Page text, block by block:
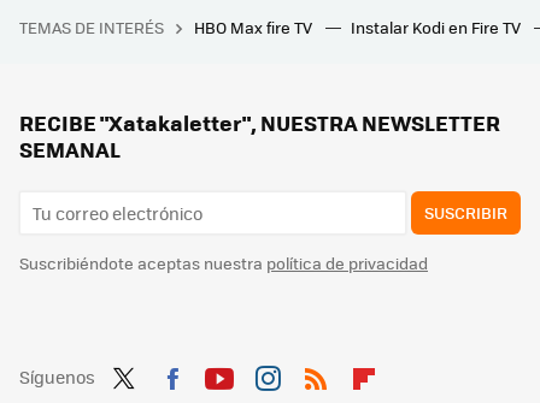
Hoy empieza la canícula y los meteorólogos lo tienen claro: "Pintan bastos para las regiones mediterráneas de España"
TEMAS DE INTERÉS HBO Max fire TV Instalar Kodi en Fire TV
RECIBE "Xatakaletter", NUESTRA NEWSLETTER
SEMANAL
SUSCRIBIR
Suscribiéndote aceptas nuestra política de privacidad
Síguenos